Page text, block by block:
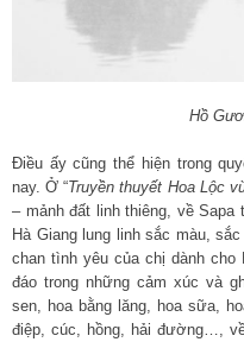
Hồ
Điều ấy cũng thể hiện trong
nay. Ở “Truyền thuyết Hoa Lộc
– mảnh đất linh thiêng, về
Hà Giang lung linh sắc màu,
chan tình yêu của chị dành
đáo trong những cảm xúc và
sen, hoa bằng lăng, hoa sữa,
điệp, cúc, hồng, hải đường…, về